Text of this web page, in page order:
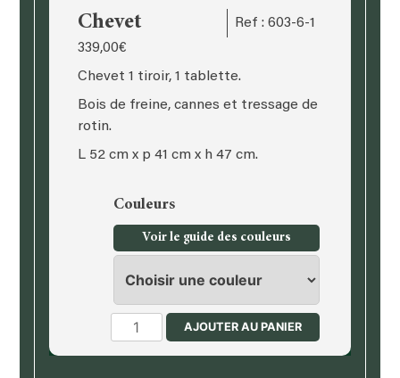
Chevet
Ref : 603-6-1
339,00€
Chevet 1 tiroir, 1 tablette.
Bois de freine, cannes et tressage de
rotin.
L 52 cm x p 41 cm x h 47 cm.
Couleurs
Voir le guide des couleurs
quantité
de
AJOUTER AU PANIER